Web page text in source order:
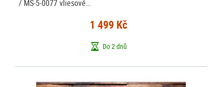
/ MS-5-0077 vliesové…
1 499 Kč
Do 2 dnů